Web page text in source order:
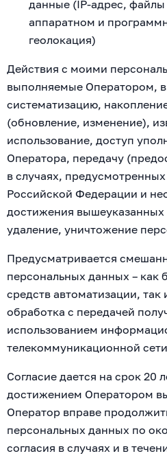
данные (IP-адрес,
аппаратном и
геолокация)
Действия с моими
выполняемые Оператором,
систематизацию,
(обновление, изменение),
использование, доступ
Оператора, передачу
в случаях,
Российской Федерации и
достижения вышеуказанных
удаление, уничтожение
Предусматривается
персональных данных – как
средств автоматизации, так
обработка с передачей
использованием
телекоммуникационной
Согласие дается на срок 20
достижением Оператором
Оператор вправе
персональных данных по
согласия в случаях и в